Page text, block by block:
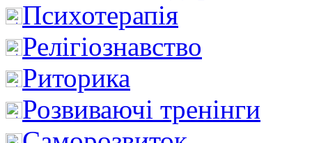
Психотерапія
Релігіознавство
Риторика
Розвиваючі тренінги